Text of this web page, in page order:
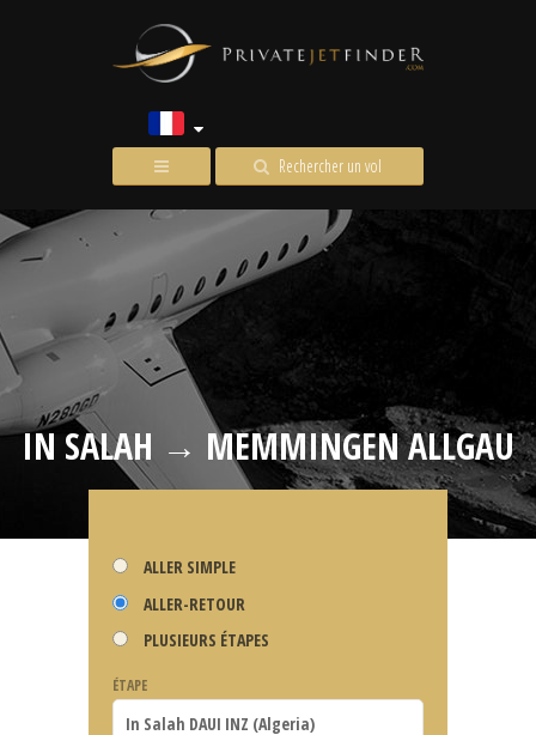
Rechercher un vol
IN SALAH → MEMMINGEN ALLGAU
ALLER SIMPLE
ALLER-RETOUR
PLUSIEURS ÉTAPES
ÉTAPE